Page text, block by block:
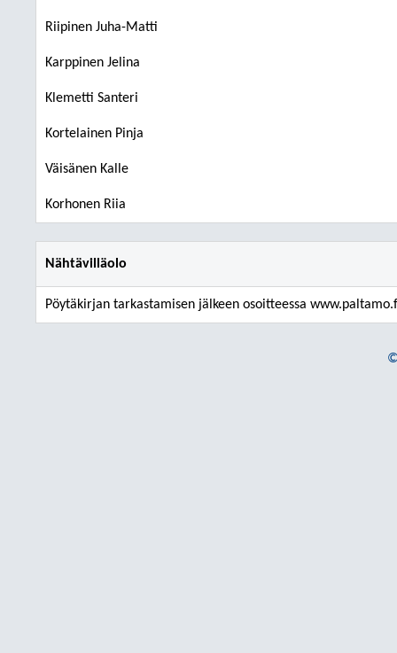
Riipinen Juha-Matti
Karppinen Jelina
Klemetti Santeri
Kortelainen Pinja
Väisänen Kalle
Korhonen Riia
Nähtävilläolo
Pöytäkirjan tarkastamisen jälkeen osoitteessa